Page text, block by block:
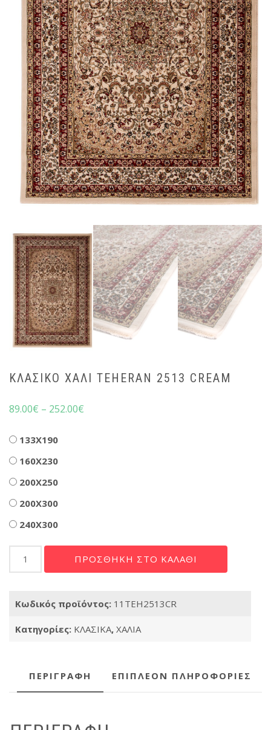
ΚΛΑΣΙΚΌ ΧΑΛΊ TEHERAN 2513 CREAM
89.00€ – 252.00€
133X190
160X230
200X250
200X300
240X300
Χαλί
CREAM
ΠΡΟΣΘΉΚΗ ΣΤΟ ΚΑΛΆΘΙ
Κωδικός προϊόντος: 11TEH2513CR
Κατηγορίες: ΚΛΑΣΙΚΑ, ΧΑΛΙΑ
ΠΕΡΙΓΡΑΦΉ ΕΠΙΠΛΈΟΝ ΠΛΗΡΟΦΟΡΊΕΣ